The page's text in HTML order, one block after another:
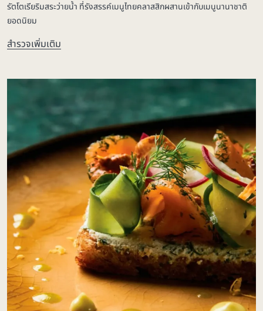
รัตโตเรียริมสระว่ายน้ำ ที่รังสรรค์เมนูไทยคลาสสิกผสานเข้ากับเมนูนานาชาติ
ยอดนิยม
สำรวจเพิ่มเติม